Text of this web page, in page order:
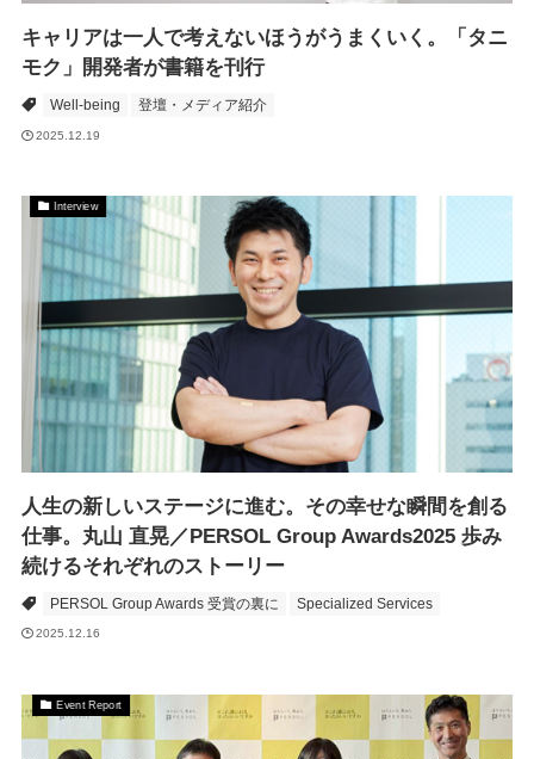
キャリアは一人で考えないほうがうまくいく。「タニ
モク」開発者が書籍を刊行
Well-being 登壇・メディア紹介
2025.12.19
Interview
人生の新しいステージに進む。その幸せな瞬間を創る
仕事。丸山 直晃／PERSOL Group Awards2025 歩み
続けるそれぞれのストーリー
PERSOL Group Awards 受賞の裏に Specialized Services
2025.12.16
Event Report